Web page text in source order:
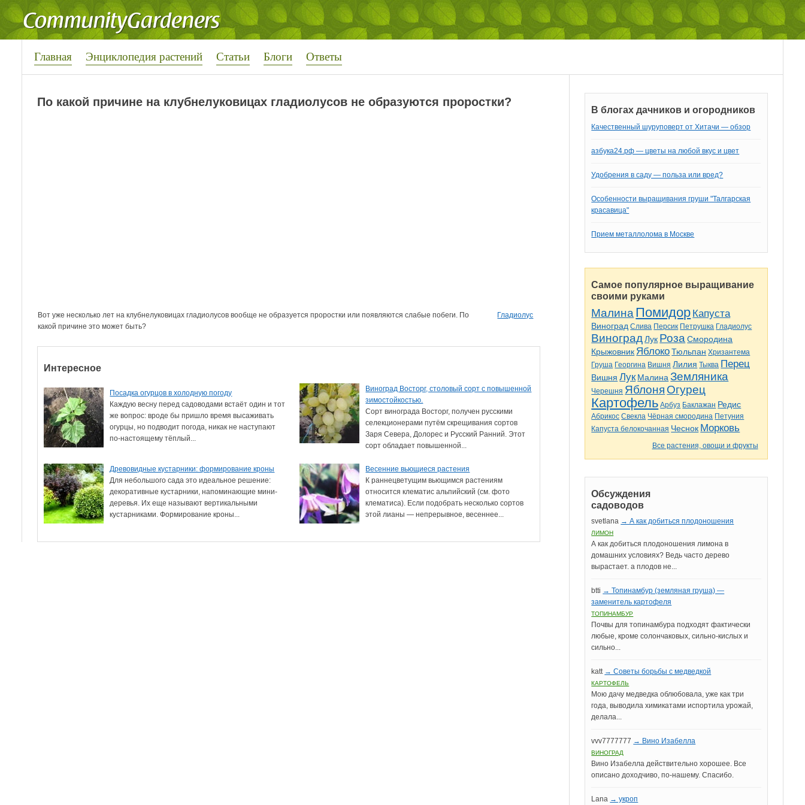
Главная Энциклопедия растений Статьи Блоги Ответы
По какой причине на клубнелуковицах гладиолусов не образуются проростки?
Гладиолус
Вот уже несколько лет на клубнелуковицах гладиолусов вообще не образуется проростки или появляются слабые побеги. По
какой причине это может быть?
Интересное
Посадка огурцов в холодную погоду
Каждую весну перед садоводами встаёт один и тот
же вопрос: вроде бы пришло время высаживать
огурцы, но подводит погода, никак не наступают
по-настоящему тёплый...
Виноград Восторг, столовый сорт с повышенной
зимостойкостью.
Сорт винограда Восторг, получен русскими
селекционерами путём скрещивания сортов
Заря Севера, Долорес и Русский Ранний. Этот
сорт обладает повышенной...
Древовидные кустарники: формирование кроны
Для небольшого сада это идеальное решение:
декоративные кустарники, напоминающие мини-
деревья. Их еще называют вертикальными
кустарниками. Формирование кроны...
Весенние вьющиеся растения
К раннецветущим вьющимся растениям
относится клематис альпийский (см. фото
клематиса). Если подобрать несколько сортов
этой лианы — непрерывное, весеннее...
В блогах дачников и огородников
Качественный шуруповерт от Хитачи — обзор
азбука24.рф — цветы на любой вкус и цвет
Удобрения в саду — польза или вред?
Особенности выращивания груши "Талгарская
красавица"
Прием металлолома в Москве
Самое популярное выращивание
своими руками
Малина Помидор Капуста
Виноград Слива Персик Петрушка Гладиолус
Виноград Лук Роза Смородина
Крыжовник Яблоко Тюльпан Хризантема
Груша Георгина Вишня Лилия Тыква Перец
Вишня Лук Малина Земляника
Черешня Яблоня Огурец
Картофель Арбуз Баклажан Редис
Абрикос Свекла Чёрная смородина Петуния
Капуста белокочанная Чеснок Морковь
Все растения, овощи и фрукты
Обсуждения
садоводов
svetlana → А как добиться плодоношения
ЛИМОН
А как добиться плодоношения лимона в
домашних условиях? Ведь часто дерево
вырастает. а плодов не...
btti → Топинамбур (земляная груша) —
заменитель картофеля
ТОПИНАМБУР
Почвы для топинамбура подходят фактически
любые, кроме солончаковых, сильно-кислых и
сильно...
katt → Советы борьбы с медведкой
КАРТОФЕЛЬ
Мою дачу медведка облюбовала, уже как три
года, выводила химикатами испортила урожай,
делала...
vvv7777777 → Вино Изабелла
ВИНОГРАД
Вино Изабелла действительно хорошее. Все
описано доходчиво, по-нашему. Спасибо.
Lana → укроп